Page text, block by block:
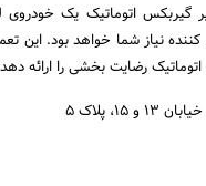
اتوماتیک یک خودروی
نیاز شما خواهد بود. این
رضایت بخشی را ارائه
پلاک ۵